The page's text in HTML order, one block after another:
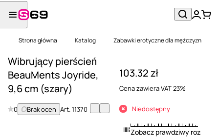
Strona główna Katalog Zabawki erotyczne dla mężczyzn
Wibrujący pierścień
BeauMents Joyride,
9,6 cm (szary)
0 Brak ocen Art.11370
103.32 zł
Cena zawiera VAT 23%
Niedostępny
Zobacz prawdziwy rozmiar